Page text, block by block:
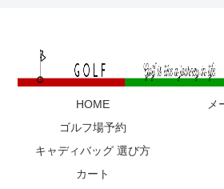
HOME
メ
ゴルフ場予約
キャディバッグ 選び方
カート